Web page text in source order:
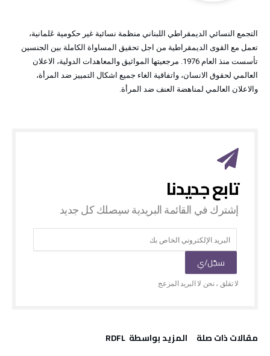
التجمع النسائي الديمقراطي اللبناني منظمة نسائية غير حكومية عَلمانية،
تعمل مع القوى الديمقراطية من اجل تحقيق المساواة الكاملة بين الجنسين
تأسست منذ العام 1976. مرجعيتها المواثيق والمعاهدات الدولية، الاعلان
العالمي لحقوق الانسان، واتفاقية الغاء جميع اشكال التمييز ضد المرأة،
والاعلان العالمي لمناهضة العنف ضد المرأة.
‫مقالات ذات صلة‬ ‫‫المزيد بواسطة‬ ‬ RDFL